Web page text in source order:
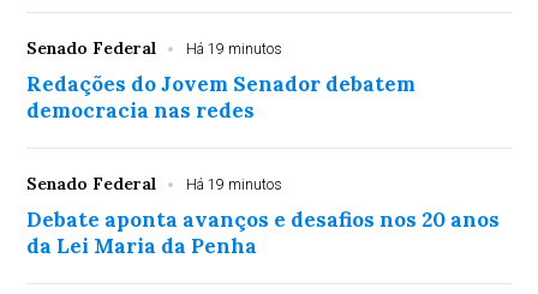
Senado Federal Há 19 minutos
Redações do Jovem Senador debatem
democracia nas redes
Senado Federal Há 19 minutos
Debate aponta avanços e desafios nos 20 anos
da Lei Maria da Penha